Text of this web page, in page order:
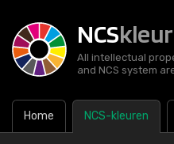
NCS
All intellectual
and NCS system
Home NCS-kleuren